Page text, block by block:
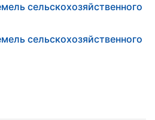
сельскохозяйственного
сельскохозяйственного